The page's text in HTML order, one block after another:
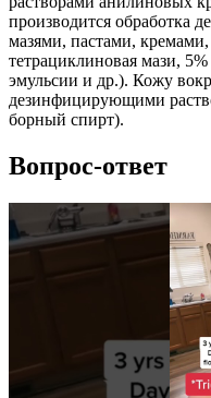
производится обработка
мазями, пастами,
тетрациклиновая мази,
эмульсии и др.). Кожу
дезинфицирующими
борный спирт).
Вопрос-ответ